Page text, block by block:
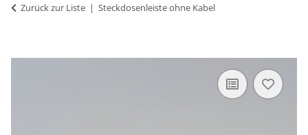
Zurück zur Liste Steckdosenleiste ohne Kabel